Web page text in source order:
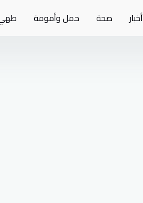
أخبار صحة حمل وأمومة